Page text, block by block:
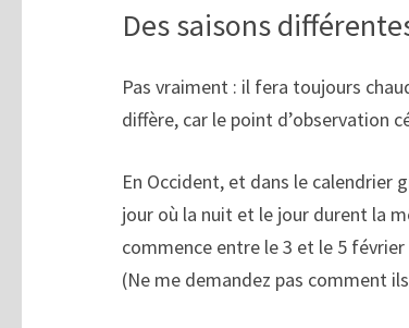
Des saisons
Pas vraiment : il fera toujours
diffère, car le point d’observation
En Occident, et dans le calendrier
jour où la nuit et le jour durent la
commence entre le 3 et le 5
(Ne me demandez pas comment